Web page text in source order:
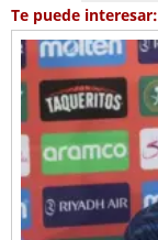
Te puede interesar: